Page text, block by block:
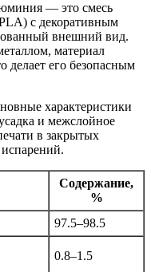
— это смесь
с декоративным
внешний вид.
материал
делает его безопасным
характеристики
и межслойное
в закрытых
Содержание,
%
97.5–98.5
0.8–1.5